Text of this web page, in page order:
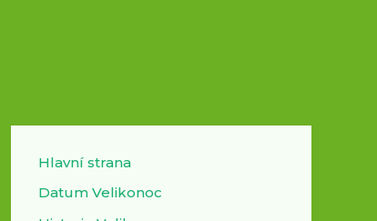
Hlavní strana
Datum Velikonoc